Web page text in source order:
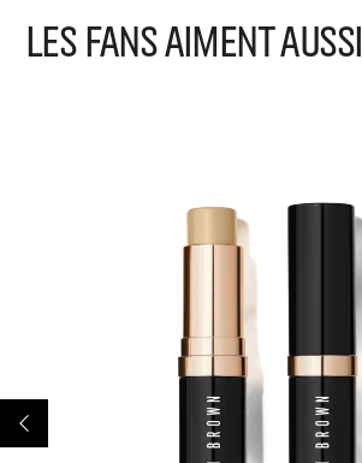
LES FANS AIMENT AUSSI